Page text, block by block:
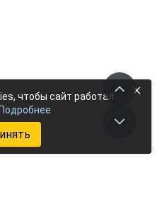
чтобы сайт работал
Подробнее
×